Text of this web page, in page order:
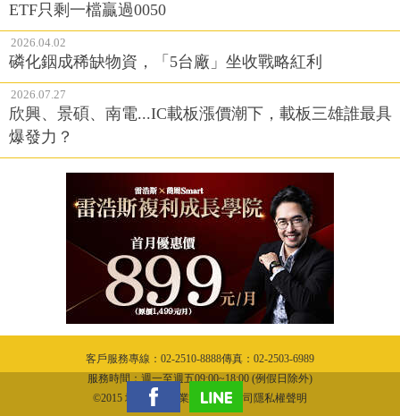
ETF只剩一檔贏過0050
2026.04.02
磷化銦成稀缺物資，「5台廠」坐收戰略紅利
2026.07.27
欣興、景碩、南電...IC載板漲價潮下，載板三雄誰最具
爆發力？
客戶服務專線：02-2510-8888傳真：02-2503-6989
服務時間：週一至週五09:00~18:00 (例假日除外)
©2015 城邦文化事業股份有限公司隱私權聲明